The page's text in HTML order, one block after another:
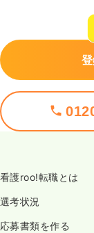
看護roo!転職とは
選考状況
応募書類を作る